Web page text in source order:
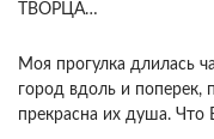
ТВОРЦА…
Моя прогулка длилась
город вдоль и поперек,
прекрасна их душа. Что